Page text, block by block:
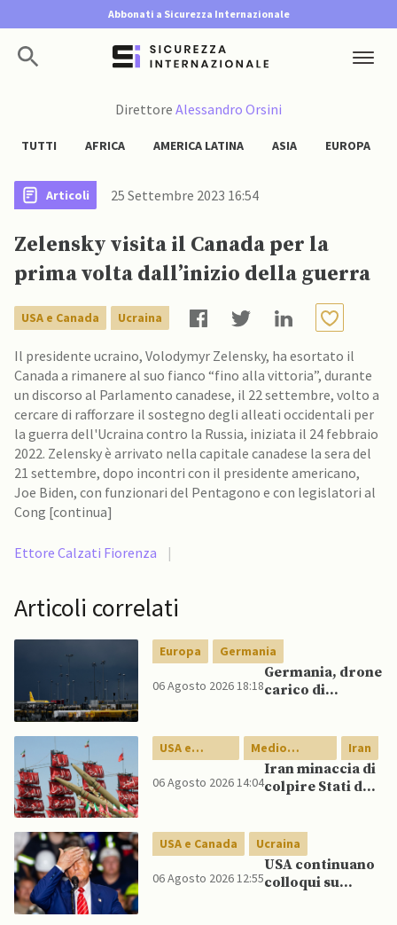
Abbonati a Sicurezza Internazionale
Direttore Alessandro Orsini
TUTTI AFRICA AMERICA LATINA ASIA EUROPA
Articoli 25 Settembre 2023 16:54
Zelensky visita il Canada per la
prima volta dall’inizio della guerra
USA e Canada Ucraina
Il presidente ucraino, Volodymyr Zelensky, ha esortato il
Canada a rimanere al suo fianco “fino alla vittoria”, durante
un discorso al Parlamento canadese, il 22 settembre, volto a
cercare di rafforzare il sostegno degli alleati occidentali per
la guerra dell'Ucraina contro la Russia, iniziata il 24 febbraio
2022. Zelensky è arrivato nella capitale canadese la sera del
21 settembre, dopo incontri con il presidente americano,
Joe Biden, con funzionari del Pentagono e con legislatori al
Cong [continua]
Ettore Calzati Fiorenza |
Articoli correlati
Europa Germania
06 Agosto 2026 18:18
Germania, drone
carico di
Interno:
“Potrebbe
esserci dietro un
attore statale”
USA e
Canada
Medio
Oriente
Iran
06 Agosto 2026 14:04
Iran minaccia di
colpire Stati del
USA e Canada Ucraina
06 Agosto 2026 12:55
USA continuano
colloqui su